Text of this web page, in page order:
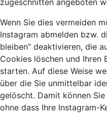
zugeschnitten angeboten
Wenn Sie dies vermeiden
Instagram abmelden bzw.
bleiben” deaktivieren, die
Cookies löschen und Ihren
starten. Auf diese Weise
über die Sie unmittelbar
gelöscht. Damit können
ohne dass Ihre Instagram-